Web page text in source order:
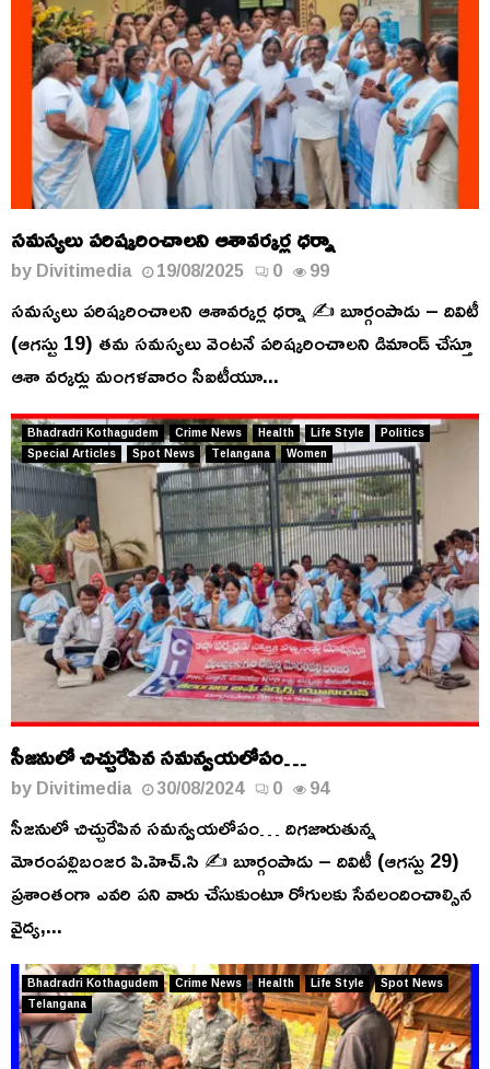
సమస్యలు పరిష్కరించాలని ఆశావర్కర్ల ధర్నా
byDivitimedia 19/08/2025 0 99
సమస్యలు పరిష్కరించాలని ఆశావర్కర్ల ధర్నా ✍️ బూర్గంపాడు – దివిటీ
(ఆగస్టు 19) తమ సమస్యలు వెంటనే పరిష్కరించాలని డిమాండ్ చేస్తూ
ఆశా వర్కర్లు మంగళవారం సీఐటీయూ...
Bhadradri Kothagudem Crime News Health Life Style
Politics
Special Articles
Spot News Telangana Women
సీజనులో చిచ్చురేపిన సమన్వయలోపం…
byDivitimedia 30/08/2024 0 94
సీజనులో చిచ్చురేపిన సమన్వయలోపం… దిగజారుతున్న
మోరంపల్లిబంజర పి.హెచ్.సి ✍️ బూర్గంపాడు – దివిటీ (ఆగస్టు 29)
ప్రశాంతంగా ఎవరి పని వారు చేసుకుంటూ రోగులకు సేవలందించాల్సిన
వైద్య,...
Bhadradri Kothagudem Crime News Health Life Style
Spot News
Telangana